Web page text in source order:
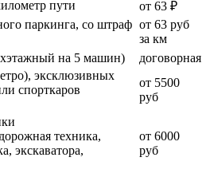
пути
от 63 ₽
паркинга, со штраф от 63 руб
за км
на 5 машин)
договорная
эксклюзивных
спорткаров
от 5500
руб
техника,
экскаватора,
от 6000
руб